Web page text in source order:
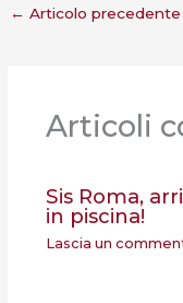
← Articolo precedente
Articoli
Sis Roma,
in piscina!
Lascia un